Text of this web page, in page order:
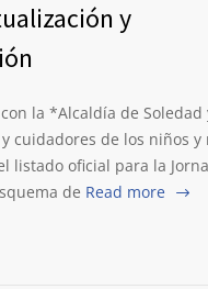
y
la *Alcaldía de Soledad
cuidadores de los niños y
listado oficial para la
de Read more